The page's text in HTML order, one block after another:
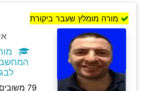
מורה מומלץ שעבר ביקורת
המחשב
79 משובים